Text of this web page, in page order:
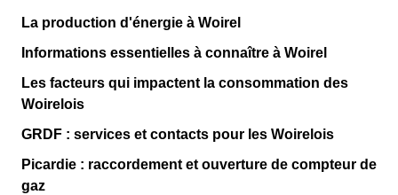
La production d'énergie à Woirel
Informations essentielles à connaître à Woirel
Les facteurs qui impactent la consommation des
Woirelois
GRDF : services et contacts pour les Woirelois
Picardie : raccordement et ouverture de compteur de
gaz